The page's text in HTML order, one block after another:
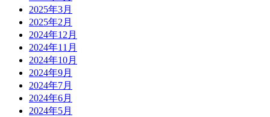
2025年3月
2025年2月
2024年12月
2024年11月
2024年10月
2024年9月
2024年7月
2024年6月
2024年5月